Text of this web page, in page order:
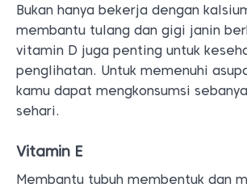
Bukan hanya bekerja dengan
membantu tulang dan gigi janin
vitamin D juga penting untuk
penglihatan. Untuk memenuhi
kamu dapat mengkonsumsi
sehari.
Vitamin E
Membantu tubuh membentuk dan